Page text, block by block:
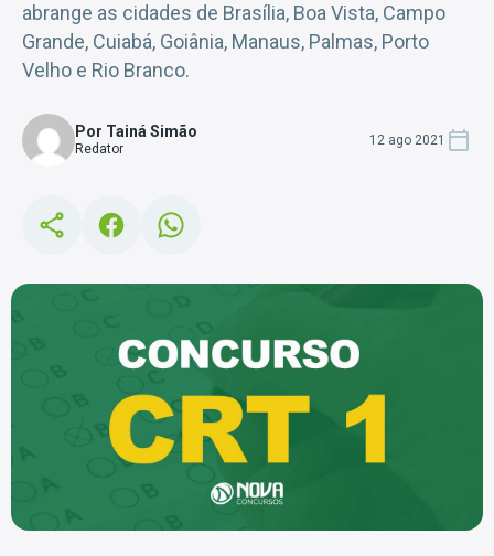
abrange as cidades de Brasília, Boa Vista, Campo
Grande, Cuiabá, Goiânia, Manaus, Palmas, Porto
Velho e Rio Branco.
Por Tainá Simão
Redator
12 ago 2021